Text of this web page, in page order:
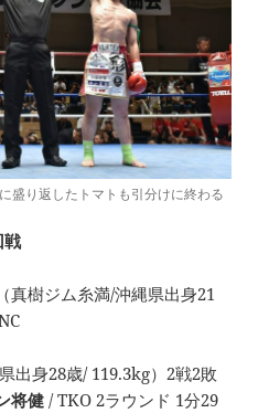
盛り返したトマトも引分けに終わる
真樹ジム糸満/沖縄県出身21
出身28歳/ 119.3kg）2戦2敗
将健 / TKO 2ラウンド 1分29